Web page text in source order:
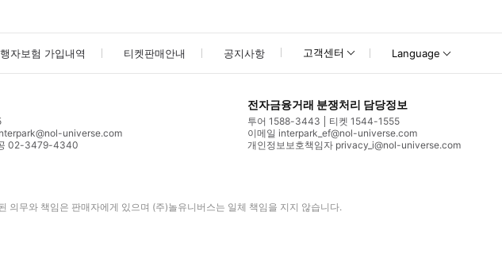
자보험 가입내역 티켓판매안내 공지사항 고객센터 Language
universe.com
02-3479-4340
전자금융거래 분쟁처리 담당정보
투어 1588-3443
티켓 1544-1555
이메일 interpark_ef@nol-universe.com
개인정보보호책임자 privacy_i@nol-universe.com
의무와 책임은 판매자에게 있으며 (주)놀유니버스는 일체 책임을 지지 않습니다.